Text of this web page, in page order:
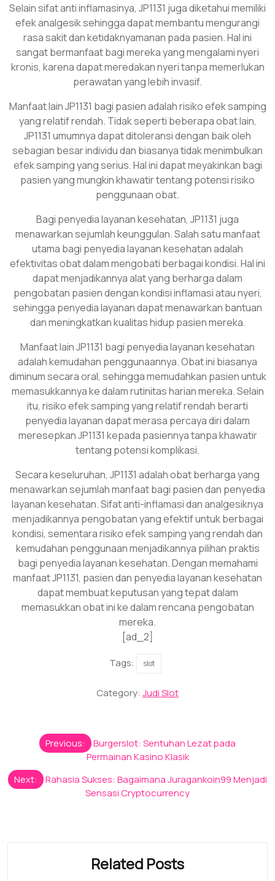
Selain sifat anti inflamasinya, JP1131 juga diketahui memiliki
efek analgesik sehingga dapat membantu mengurangi
rasa sakit dan ketidaknyamanan pada pasien. Hal ini
sangat bermanfaat bagi mereka yang mengalami nyeri
kronis, karena dapat meredakan nyeri tanpa memerlukan
perawatan yang lebih invasif.
Manfaat lain JP1131 bagi pasien adalah risiko efek samping
yang relatif rendah. Tidak seperti beberapa obat lain,
JP1131 umumnya dapat ditoleransi dengan baik oleh
sebagian besar individu dan biasanya tidak menimbulkan
efek samping yang serius. Hal ini dapat meyakinkan bagi
pasien yang mungkin khawatir tentang potensi risiko
penggunaan obat.
Bagi penyedia layanan kesehatan, JP1131 juga
menawarkan sejumlah keunggulan. Salah satu manfaat
utama bagi penyedia layanan kesehatan adalah
efektivitas obat dalam mengobati berbagai kondisi. Hal ini
dapat menjadikannya alat yang berharga dalam
pengobatan pasien dengan kondisi inflamasi atau nyeri,
sehingga penyedia layanan dapat menawarkan bantuan
dan meningkatkan kualitas hidup pasien mereka.
Manfaat lain JP1131 bagi penyedia layanan kesehatan
adalah kemudahan penggunaannya. Obat ini biasanya
diminum secara oral, sehingga memudahkan pasien untuk
memasukkannya ke dalam rutinitas harian mereka. Selain
itu, risiko efek samping yang relatif rendah berarti
penyedia layanan dapat merasa percaya diri dalam
meresepkan JP1131 kepada pasiennya tanpa khawatir
tentang potensi komplikasi.
Secara keseluruhan, JP1131 adalah obat berharga yang
menawarkan sejumlah manfaat bagi pasien dan penyedia
layanan kesehatan. Sifat anti-inflamasi dan analgesiknya
menjadikannya pengobatan yang efektif untuk berbagai
kondisi, sementara risiko efek samping yang rendah dan
kemudahan penggunaan menjadikannya pilihan praktis
bagi penyedia layanan kesehatan. Dengan memahami
manfaat JP1131, pasien dan penyedia layanan kesehatan
dapat membuat keputusan yang tepat dalam
memasukkan obat ini ke dalam rencana pengobatan
mereka.
[ad_2]
Tags: slot
Category: Judi Slot
Post
navigation
Previous:
Burgerslot: Sentuhan Lezat pada
Permainan Kasino Klasik
Next:
Rahasia Sukses: Bagaimana Juragankoin99 Menjadi
Sensasi Cryptocurrency
Related Posts